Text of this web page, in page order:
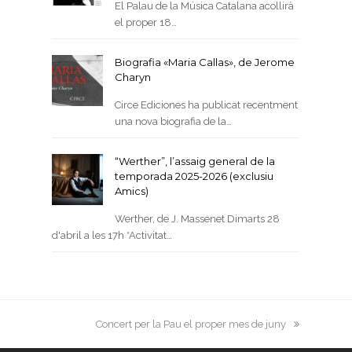
El Palau de la Música Catalana acollirà
el proper 18…
Biografia «Maria Callas», de Jerome
Charyn
Circe Ediciones ha publicat recentment
una nova biografia de la…
“Werther”, l’assaig general de la
temporada 2025-2026 (exclusiu
Amics)
Werther, de J. Massenet Dimarts 28
d'abril a les 17h *Activitat…
next
Concert per la Pau el proper mes de juny